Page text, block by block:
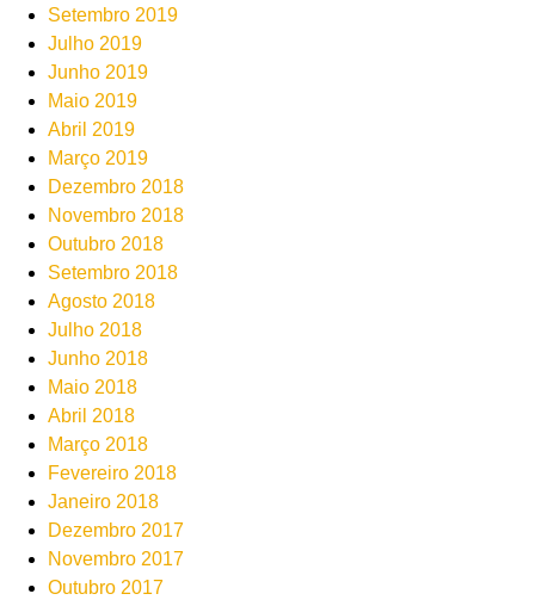
Setembro 2019
Julho 2019
Junho 2019
Maio 2019
Abril 2019
Março 2019
Dezembro 2018
Novembro 2018
Outubro 2018
Setembro 2018
Agosto 2018
Julho 2018
Junho 2018
Maio 2018
Abril 2018
Março 2018
Fevereiro 2018
Janeiro 2018
Dezembro 2017
Novembro 2017
Outubro 2017